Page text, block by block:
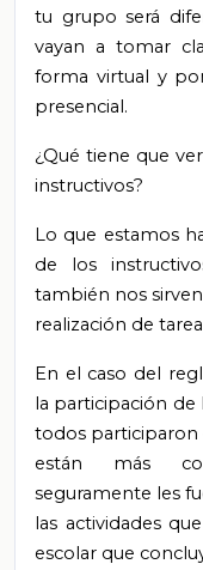
tu grupo será
vayan a tomar
forma virtual y
presencial.
¿Qué tiene que
instructivos?
Lo que estamos
de los
también nos
realización de
En el caso del
la participación de
todos participaron
están más
seguramente les
las actividades
escolar que